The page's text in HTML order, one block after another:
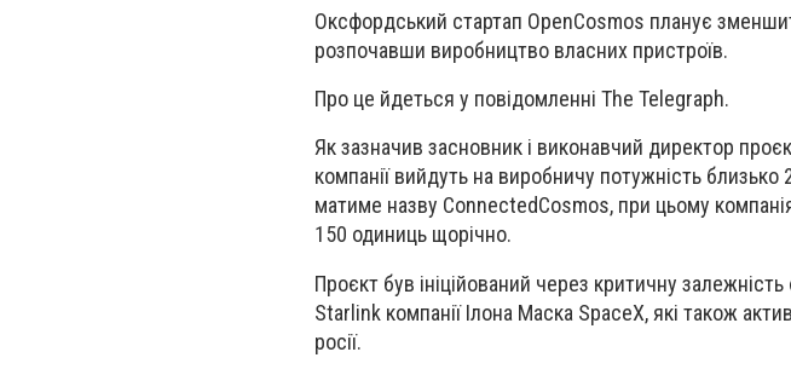
Оксфордський стартап OpenCosmos планує
розпочавши виробництво власних пристроїв.
Про це йдеться у повідомленні The Telegraph.
Як зазначив засновник і виконавчий директор
компанії вийдуть на виробничу потужність
матиме назву ConnectedCosmos, при цьому
150 одиниць щорічно.
Проєкт був ініційований через критичну
Starlink компанії Ілона Маска SpaceX, які також
росії.